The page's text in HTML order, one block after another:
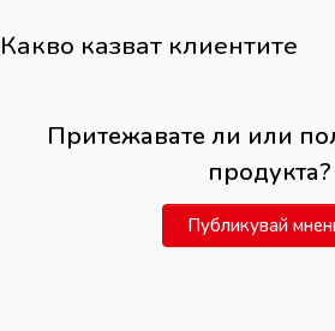
Какво казват клиентите
Притежавате ли или
продукта?
Публикувай